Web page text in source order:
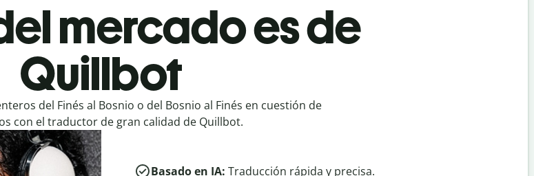
mercado es de
Quillbot
del Finés al Bosnio o del Bosnio al Finés en cuestión de
con el traductor de gran calidad de Quillbot.
Basado en IA: Traducción rápida y precisa.